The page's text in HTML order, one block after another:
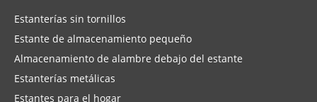
Estanterías sin tornillos
Estante de almacenamiento pequeño
Almacenamiento de alambre debajo del estante
Estanterías metálicas
Estantes para el hogar